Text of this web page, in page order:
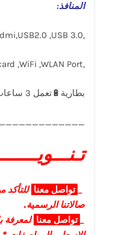
المنافذ:
,hdmi,USB2.0 ,USB 3.0
,2Speaker ,SD card ,WiFi ,WLAN Port
تواصل معنا للتأكد
صالاتنا الرسمية.
تواصل معنا لمعرفة